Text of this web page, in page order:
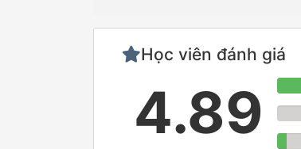
Học viên đánh giá
4.89